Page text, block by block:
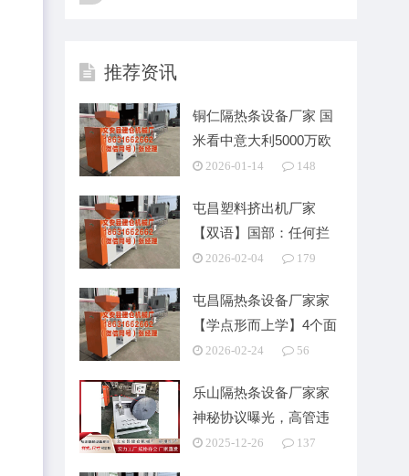
推荐资讯
铜仁隔热条设备厂家 国
米看中意大利5000万欧
新星 新维拉蒂
2026-01-14 148
屯昌塑料挤出机厂家
【双语】国部：任何拦
阻围堵的企图齐不成能
2026-02-04 179
屯昌隔热条设备厂家家
【学点形而上学】4个面
10个实用话语技
2026-02-24 56
乐山隔热条设备厂家家
神秘协议曝光，高管违
规高位减持，引交易
2025-12-26 137